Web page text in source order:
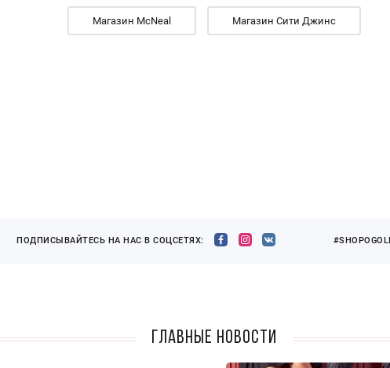
Магазин McNeal Магазин Сити Джинс
ПОДПИСЫВАЙТЕСЬ НА НАС В СОЦСЕТЯХ:
Главные новости